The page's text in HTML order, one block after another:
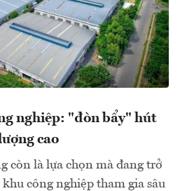
nghiệp: "đòn bẩy" hút
cao
còn là lựa chọn mà đang trở
công nghiệp tham gia sâu